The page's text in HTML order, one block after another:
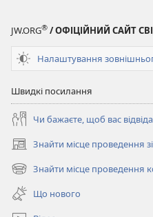
JW.ORG® / ОФІЦІЙНИЙ САЙТ
Налаштування
Швидкі посилання
Чи бажаєте, щоб вас
Знайти місце проведення
(відкривається
у
новому
вікні)
Знайти місце проведення
(відкривається
новому
вікні)
Що нового